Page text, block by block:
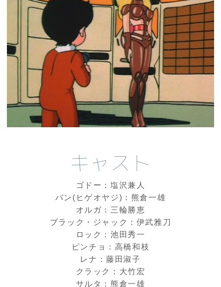
キャスト
ゴドー：塩沢兼人
バン(ヒゲオヤジ)：熊倉一雄
オルガ：三輪勝恵
ブラック・ジャック：伊武雅刀
ロック：池田秀一
ピンチョ：高橋和枝
レナ：藤田淑子
クラック：大竹宏
サルタ：熊倉一雄